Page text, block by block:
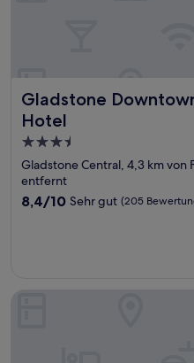
Gladstone
Hotel
Gladstone Downtown
3.5-
Sterne-
Unterkunft
Gladstone Central, 4,3 km von
entfernt
8.4
Bewertungen)
8,4/10 Sehr gut (205
Harbour Lodge Motel